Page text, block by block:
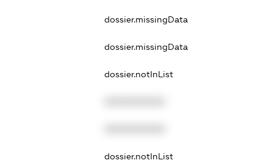
dossier.missingData
dossier.missingData
dossier.notInList
dossier.notInList